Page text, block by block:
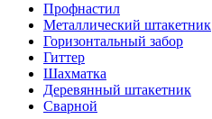
Профнастил
Металлический штакетник
Горизонтальный забор
Гиттер
Шахматка
Деревянный штакетник
Сварной